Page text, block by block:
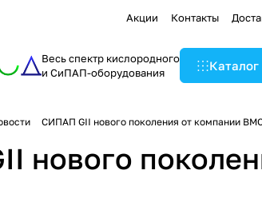
Акции Контакты
Весь спектр кислородного
и СиПАП-оборудования
Каталог
СИПАП GII нового поколения от компании
нового